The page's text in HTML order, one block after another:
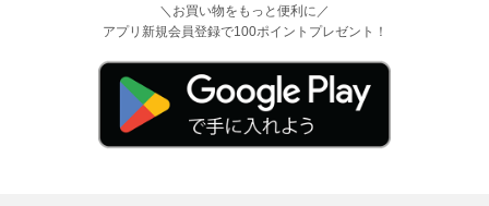
＼お買い物をもっと便利に／
アプリ新規会員登録で100ポイントプレゼント！